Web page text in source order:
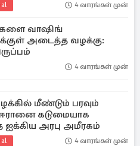
4 வாரங்கள் முன்
வாஷிங்
அடைத்த வழக்கு:
4 வாரங்கள் முன்
மீண்டும் பரவும்
கடுமையாக
ஐக்கிய அரபு அமீரகம்
4 வாரங்கள் முன்